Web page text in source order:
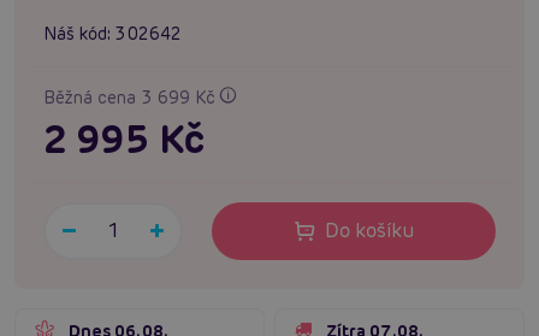
Náš kód: 302642
Běžná cena 3 699 Kč
2 995 Kč
Do košíku
Dnes 06.08.
Zítra 07.08.